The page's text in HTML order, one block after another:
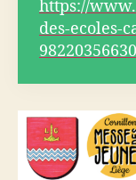
https://
des-ecoles-